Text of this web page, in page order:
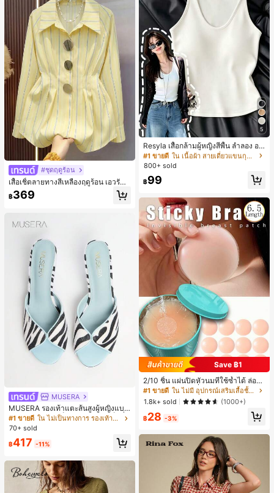
#ชุดฤดูร้อน
เสื้อเชิ้ตลายทางสีเหลืองฤดูร้อน เอวรัด
สไตล์ลำลองสำหรับเดินทางไปทำงาน ผ้
าฝ้ายผสม กระดุมหน้า เสื้ออเนกประสงค์
฿369
MUSERA
MUSERA รองเท้าแตะส้นสูงผู้หญิงแบบ
มิวล์ หัวกลม ส้นเข็ม ลายม้าลาย เซ็กซี่ เ
ปิดหน้าเท้า โชว์นิ้วเท้า สำหรับปาร์ตี้ไน
#1 ขายดี
ใน ไม่เป็นทางการ รองเท้าแตะผู้หญิง
70+ sold
฿417 -11%
5
Resyla เสื้อกล้ามผู้หญิงสีพื้น ลำลอง อเ
นกประสงค์ เหมาะสำหรับใส่ซ้อนหรือใส่
เดี่ยว
#1 ขายดี
10+ พูดว่า "นุ่ม"
#1 ขายดี
ใน เนื้อผ้า สายเดี่ยวแขนกุดสีสดใส
10+ พูดว่า "นุ่ม"
#1 ขายดี
ใน เนื้อผ้า สายเดี่ยวแขนกุดสีสดใส
10+ พูดว่า "นุ่ม"
#1 ขายดี
ใน เนื้อผ้า สายเดี่ยวแขนกุดสีสดใส
800+ sold
฿99
Save ฿1
2/10 ชิ้น แผ่นปิดหัวนมที่ใช้ซ้ำได้ ล่องห
น ไร้รอยต่อ & ไม่ลื่น เหมาะสำหรับโอก
าสต่างๆ สิ่งจำเป็นสำหรับฤดูร้อน
#1 ขายดี
ใน ไม่มี อุปกรณ์เสริมเสื้อชั้นในผู้หญิง
1.8k+ sold
(1000+)
฿28 -3%